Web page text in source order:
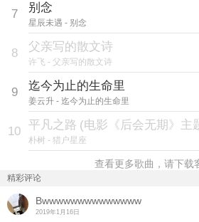
7 别念
星辰未遇 - 别念
8 父亲写的散文诗
许飞 - 父亲写的散文诗
9 迄今为止的生命里
姜云升 - 迄今为止的生命里
10 平凡之路 (电影《后会无期》主
朴树 - 猎户星座
查看更多歌曲，请下载
精彩评论
Bwwwwwwwwwwwwww
2019年1月16日